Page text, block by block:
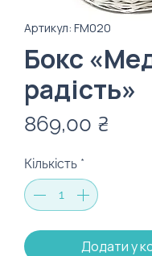
Артикул: FM020
Бокс
радість»
869,00 ₴
Кількість *
Додати у